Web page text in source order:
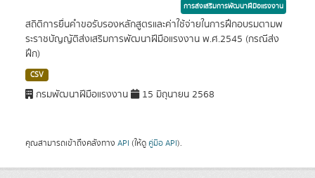
การส่งเสริมการพัฒนาฝีมือแรงงาน
สถิติการยื่นคำขอรับรองหลักสูตรและค่าใช้จ่ายในการฝึกอบรมตามพ
ระราชบัญญัติส่งเสริมการพัฒนาฝีมือแรงงาน พ.ศ.2545 (กรณีส่ง
ฝึก)
CSV
กรมพัฒนาฝีมือแรงงาน 15 มิถุนายน 2568
คุณสามารถเข้าถึงคลังทาง API (ให้ดู คู่มือ API).